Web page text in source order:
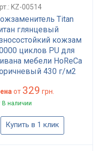
KZ-00514
Titan
глянцевый
кожзам
циклов PU для
мебели HoReCa
430 г/м2
от 329 грн.
В наличии
Купить в 1 клик